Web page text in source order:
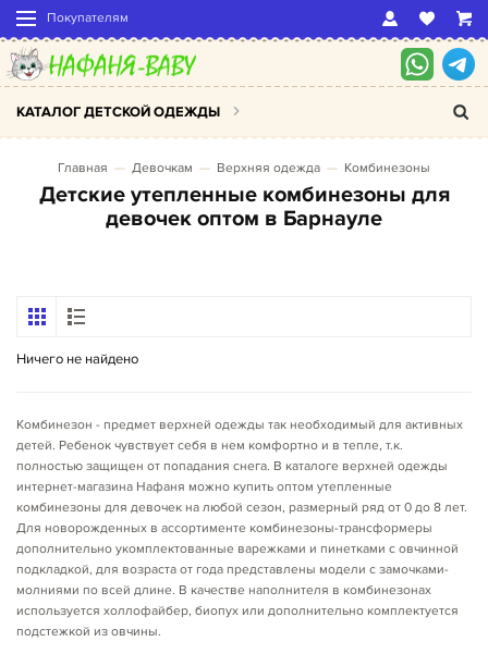
Покупателям
КАТАЛОГ ДЕТСКОЙ ОДЕЖДЫ
Главная Девочкам Верхняя одежда Комбинезоны
Детские утепленные комбинезоны для
девочек оптом в Барнауле
Ничего не найдено
Комбинезон - предмет верхней одежды так необходимый для активных
детей. Ребенок чувствует себя в нем комфортно и в тепле, т.к.
полностью защищен от попадания снега. В каталоге верхней одежды
интернет-магазина Нафаня можно купить оптом утепленные
комбинезоны для девочек на любой сезон, размерный ряд от 0 до 8 лет.
Для новорожденных в ассортименте комбинезоны-трансформеры
дополнительно укомплектованные варежками и пинетками с овчинной
подкладкой, для возраста от года представлены модели с замочками-
молниями по всей длине. В качестве наполнителя в комбинезонах
используется холлофайбер, биопух или дополнительно комплектуется
подстежкой из овчины.